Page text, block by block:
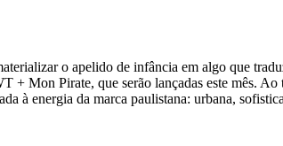
o apelido de infância em algo que
+ Mon Pirate, que serão lançadas este mês.
à energia da marca paulistana: urbana,